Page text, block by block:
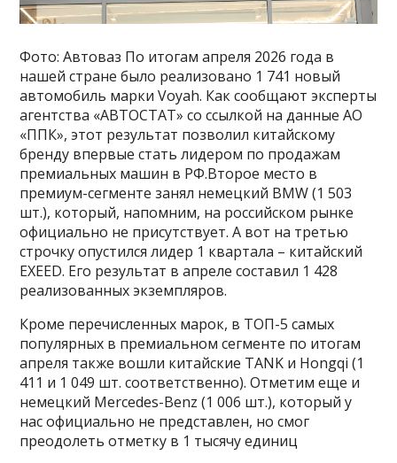
Фото: Автоваз По итогам апреля 2026 года в
нашей стране было реализовано 1 741 новый
автомобиль марки Voyah. Как сообщают эксперты
агентства «АВТОСТАТ» со ссылкой на данные АО
«ППК», этот результат позволил китайскому
бренду впервые стать лидером по продажам
премиальных машин в РФ.Второе место в
премиум-сегменте занял немецкий BMW (1 503
шт.), который, напомним, на российском рынке
официально не присутствует. А вот на третью
строчку опустился лидер 1 квартала – китайский
EXEED. Его результат в апреле составил 1 428
реализованных экземпляров.
Кроме перечисленных марок, в ТОП-5 самых
популярных в премиальном сегменте по итогам
апреля также вошли китайские TANK и Hongqi (1
411 и 1 049 шт. соответственно). Отметим еще и
немецкий Mercedes-Benz (1 006 шт.), который у
нас официально не представлен, но смог
преодолеть отметку в 1 тысячу единиц